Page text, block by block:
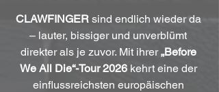
CLAWFINGER sind endlich wieder da
– lauter, bissiger und unverblümt
direkter als je zuvor. Mit ihrer „Before
We All Die“-Tour 2026 kehrt eine der
einflussreichsten europäischen